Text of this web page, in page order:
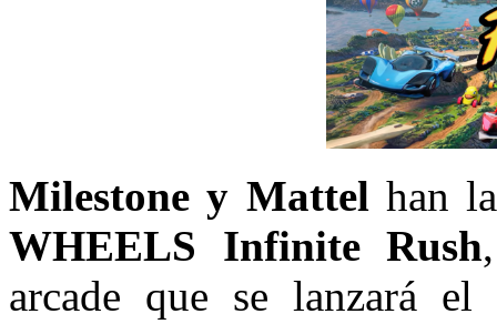
Milestone y Mattel han
WHEELS Infinite Rush
arcade que se lanzará el